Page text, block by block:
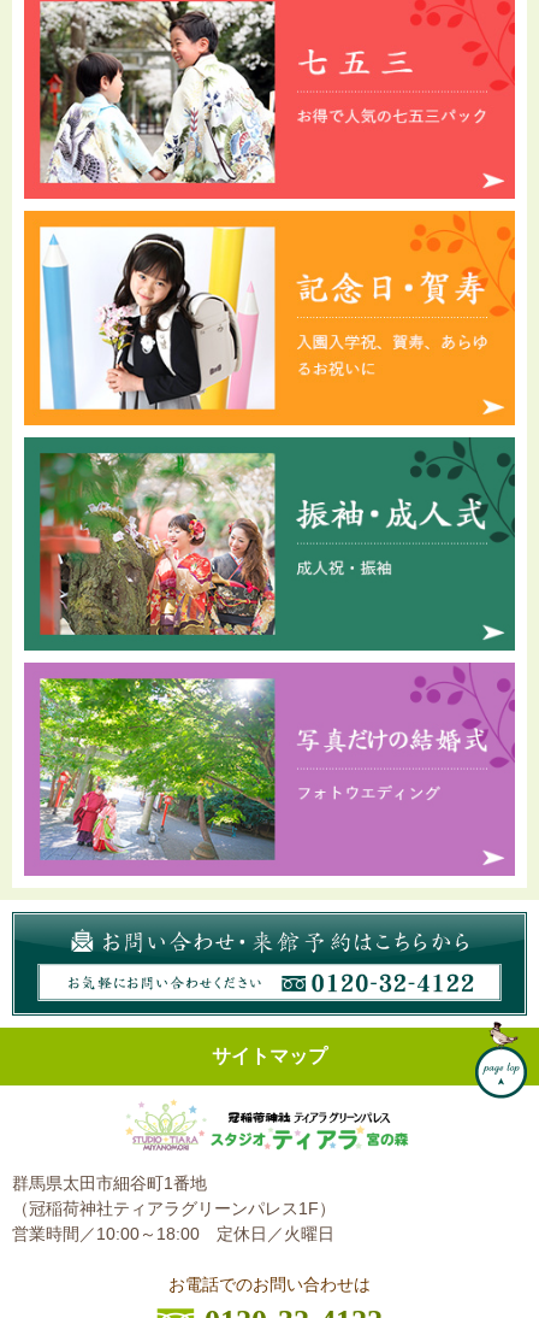
サイトマップ
群馬県太田市細谷町1番地
（冠稲荷神社ティアラグリーンパレス1F）
営業時間／10:00～18:00 定休日／火曜日
お電話でのお問い合わせは